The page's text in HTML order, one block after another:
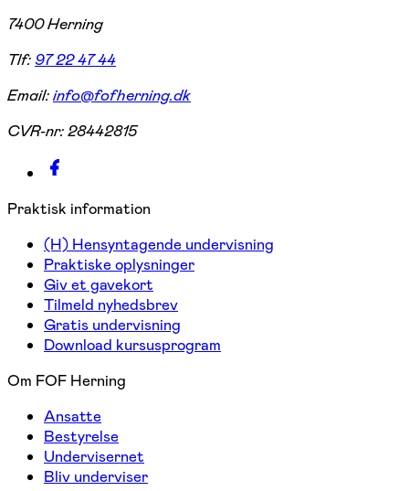
7400 Herning
Tlf:97 22 47 44
Email:info@fofherning.dk
CVR-nr:28442815
Praktisk information
(H) Hensyntagende undervisning
Praktiske oplysninger
Giv et gavekort
Tilmeld nyhedsbrev
Gratis undervisning
Download kursusprogram
Om FOF Herning
Ansatte
Bestyrelse
Undervisernet
Bliv underviser